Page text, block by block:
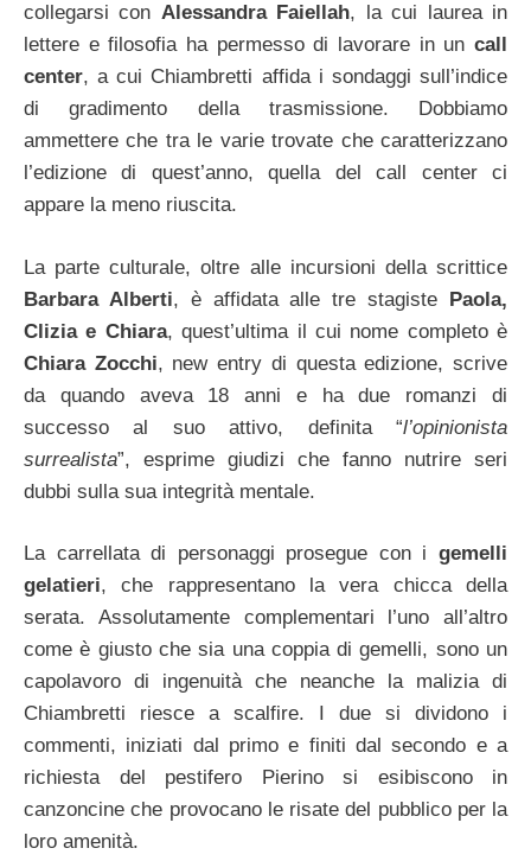
collegarsi con Alessandra Faiellah, la cui laurea in
lettere e filosofia ha permesso di lavorare in un call
center, a cui Chiambretti affida i sondaggi sull’indice
di gradimento della trasmissione. Dobbiamo
ammettere che tra le varie trovate che caratterizzano
l’edizione di quest’anno, quella del call center ci
appare la meno riuscita.
La parte culturale, oltre alle incursioni della scrittice
Barbara Alberti, è affidata alle tre stagiste Paola,
Clizia e Chiara, quest’ultima il cui nome completo è
Chiara Zocchi, new entry di questa edizione, scrive
da quando aveva 18 anni e ha due romanzi di
successo al suo attivo, definita “l’opinionista
surrealista”, esprime giudizi che fanno nutrire seri
dubbi sulla sua integrità mentale.
La carrellata di personaggi prosegue con i gemelli
gelatieri, che rappresentano la vera chicca della
serata. Assolutamente complementari l’uno all’altro
come è giusto che sia una coppia di gemelli, sono un
capolavoro di ingenuità che neanche la malizia di
Chiambretti riesce a scalfire. I due si dividono i
commenti, iniziati dal primo e finiti dal secondo e a
richiesta del pestifero Pierino si esibiscono in
canzoncine che provocano le risate del pubblico per la
loro amenità.